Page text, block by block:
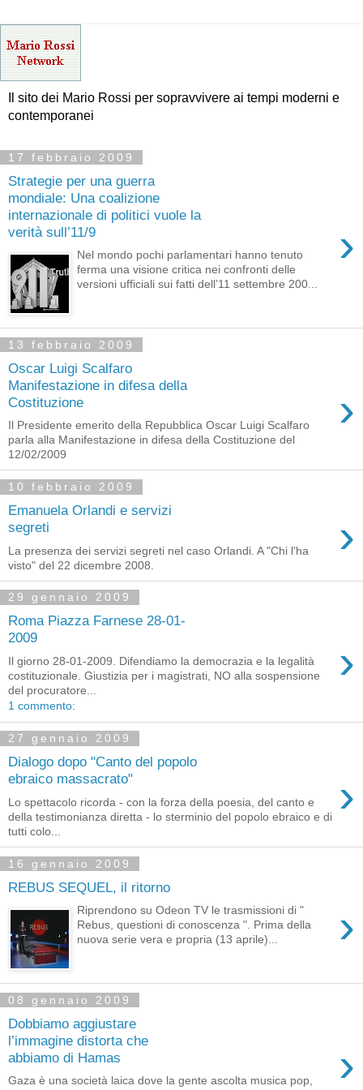
Il sito dei Mario Rossi per sopravvivere ai tempi moderni e
contemporanei
17 febbraio 2009
Strategie per una guerra
mondiale: Una coalizione
internazionale di politici vuole la
verità sull’11/9
›
Nel mondo pochi parlamentari hanno tenuto
ferma una visione critica nei confronti delle
versioni ufficiali sui fatti dell’11 settembre 200...
13 febbraio 2009
Oscar Luigi Scalfaro
Manifestazione in difesa della
Costituzione
›
Il Presidente emerito della Repubblica Oscar Luigi Scalfaro
parla alla Manifestazione in difesa della Costituzione del
12/02/2009
10 febbraio 2009
Emanuela Orlandi e servizi
segreti
›
La presenza dei servizi segreti nel caso Orlandi. A "Chi l'ha
visto" del 22 dicembre 2008.
29 gennaio 2009
Roma Piazza Farnese 28-01-
2009
›
Il giorno 28-01-2009. Difendiamo la democrazia e la legalità
costituzionale. Giustizia per i magistrati, NO alla sospensione
del procuratore...
1 commento:
27 gennaio 2009
Dialogo dopo "Canto del popolo
ebraico massacrato"
›
Lo spettacolo ricorda - con la forza della poesia, del canto e
della testimonianza diretta - lo sterminio del popolo ebraico e di
tutti colo...
16 gennaio 2009
REBUS SEQUEL, il ritorno
›
Riprendono su Odeon TV le trasmissioni di "
Rebus, questioni di conoscenza ". Prima della
nuova serie vera e propria (13 aprile)...
08 gennaio 2009
Dobbiamo aggiustare
l’immagine distorta che
abbiamo di Hamas
›
Gaza è una società laica dove la gente ascolta musica pop,